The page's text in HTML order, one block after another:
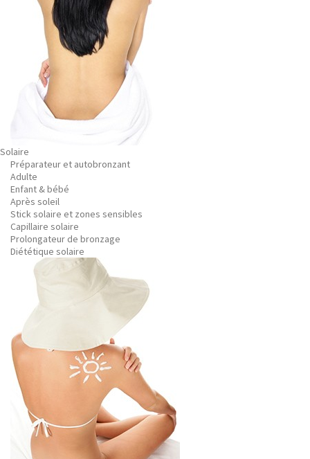
Solaire
Préparateur et autobronzant
Adulte
Enfant & bébé
Après soleil
Stick solaire et zones sensibles
Capillaire solaire
Prolongateur de bronzage
Diététique solaire